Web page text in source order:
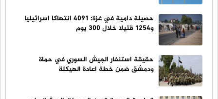
حصيلة دامية في غزة: 4091 انتهاكا اسرائيليا
و1254 قتيلا خلال 300 يوم
حقيقة استنفار الجيش السوري في حماة
ودمشق ضمن خطة اعادة الهيكلة